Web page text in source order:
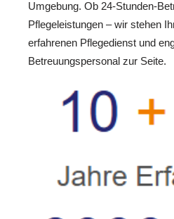
Umgebung. Ob 24-Stunden-
Pflegeleistungen – wir stehen
erfahrenen Pflegedienst und
Betreuungspersonal zur Seite.